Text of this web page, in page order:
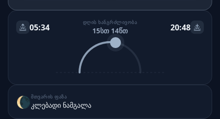
05:34 ᲓᲦᲘᲡ ᲮᲐᲜᲒᲠᲫᲚᲘᲕᲝᲑᲐ
15სთ 14წთ 20:48
🌘ᲛᲗᲕᲐᲠᲘᲡ ᲤᲐᲖᲐ
კლებადი ნამგალა